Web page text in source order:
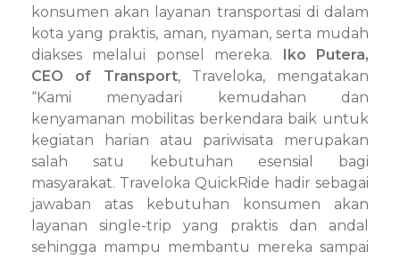
konsumen akan layanan transportasi di dalam
kota yang praktis, aman, nyaman, serta mudah
diakses melalui ponsel mereka. Iko Putera,
CEO of Transport, Traveloka, mengatakan
“Kami menyadari kemudahan dan
kenyamanan mobilitas berkendara baik untuk
kegiatan harian atau pariwisata merupakan
salah satu kebutuhan esensial bagi
masyarakat. Traveloka QuickRide hadir sebagai
jawaban atas kebutuhan konsumen akan
layanan single-trip yang praktis dan andal
sehingga mampu membantu mereka sampai